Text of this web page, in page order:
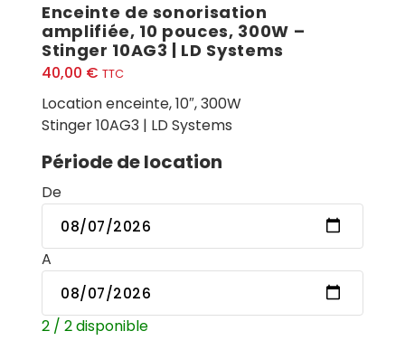
Enceinte de sonorisation
amplifiée, 10 pouces, 300W –
Stinger 10AG3 | LD Systems
40,00 € TTC
Location enceinte, 10″, 300W
Stinger 10AG3 | LD Systems
Période de location
De
A
2 / 2 disponible